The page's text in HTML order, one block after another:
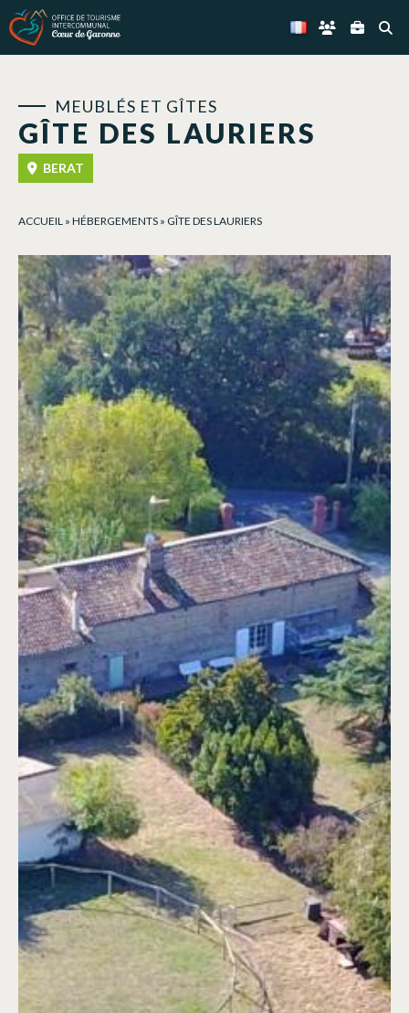
GÎTE DES LAURIERS
MEUBLÉS ET GÎTES
BERAT
ACCUEIL » HÉBERGEMENTS » GÎTE DES LAURIERS
Panneau de gestion des cookies